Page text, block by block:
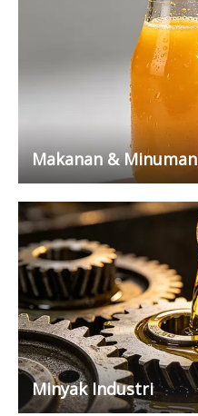
Makanan & Minuman
Minyak Industri